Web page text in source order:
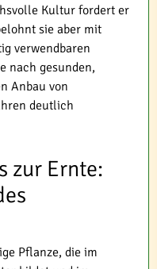
Kultur fordert er
sie aber mit
verwendbaren
nach gesunden,
Anbau von
deutlich
zur Ernte:
Pflanze, die im